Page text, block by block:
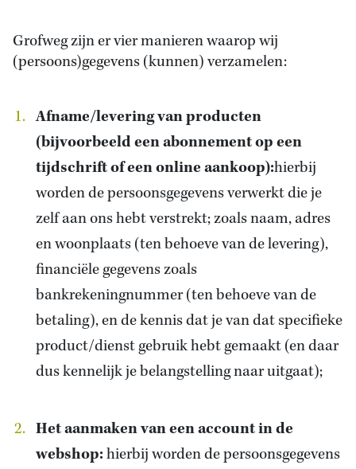
Grofweg zijn er vier manieren waarop wij
(persoons)gegevens (kunnen) verzamelen:
Afname/levering van producten
(bijvoorbeeld een abonnement op een
tijdschrift of een online aankoop):hierbij
worden de persoonsgegevens verwerkt die je
zelf aan ons hebt verstrekt; zoals naam, adres
en woonplaats (ten behoeve van de levering),
financiële gegevens zoals
bankrekeningnummer (ten behoeve van de
betaling), en de kennis dat je van dat specifieke
product/dienst gebruik hebt gemaakt (en daar
dus kennelijk je belangstelling naar uitgaat);
Het aanmaken van een account in de
webshop:hierbij worden de persoonsgegevens